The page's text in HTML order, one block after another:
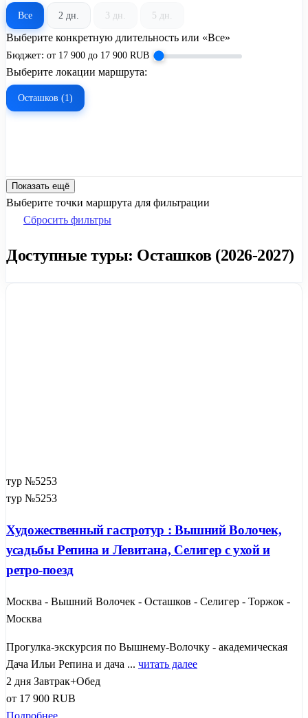
Все 2 дн. 3 дн. 5 дн.
Выберите конкретную длительность или «Все»
Бюджет: от 17 900 до 17 900 RUB
Выберите локации маршрута:
Осташков (1)
Показать ещё
Выберите точки маршрута для фильтрации
Сбросить фильтры
Доступные туры: Осташков (2026-2027)
тур №5253
тур №5253
Художественный гастротур : Вышний Волочек,
усадьбы Репина и Левитана, Селигер с ухой и
ретро-поезд
Москва - Вышний Волочек - Осташков - Селигер - Торжок -
Москва
Прогулка-экскурсия по Вышнему-Волочку - академическая
Дача Ильи Репина и дача ... читать далее
2 дня Завтрак+Обед
от 17 900 RUB
Подробнее